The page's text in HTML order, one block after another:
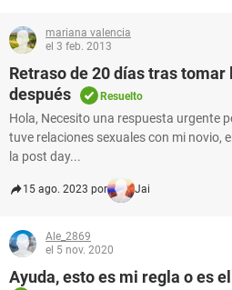
mariana valencia
el 3 feb. 2013
Retraso de 20 días tras
después
Resuelto
Hola, Necesito una respuesta urgente
tuve relaciones sexuales con mi novio,
la post day...
15 ago. 2023 por Jai
Ale_2869
el 5 nov. 2020
Ayuda, esto es mi regla o es